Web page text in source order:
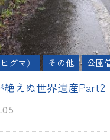
グマ） その他 公園
絶えぬ世界遺産Part2